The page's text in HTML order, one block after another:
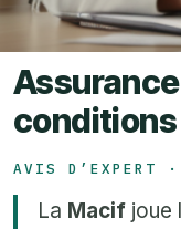
AVIS D’EXPERT ·
La Macif joue